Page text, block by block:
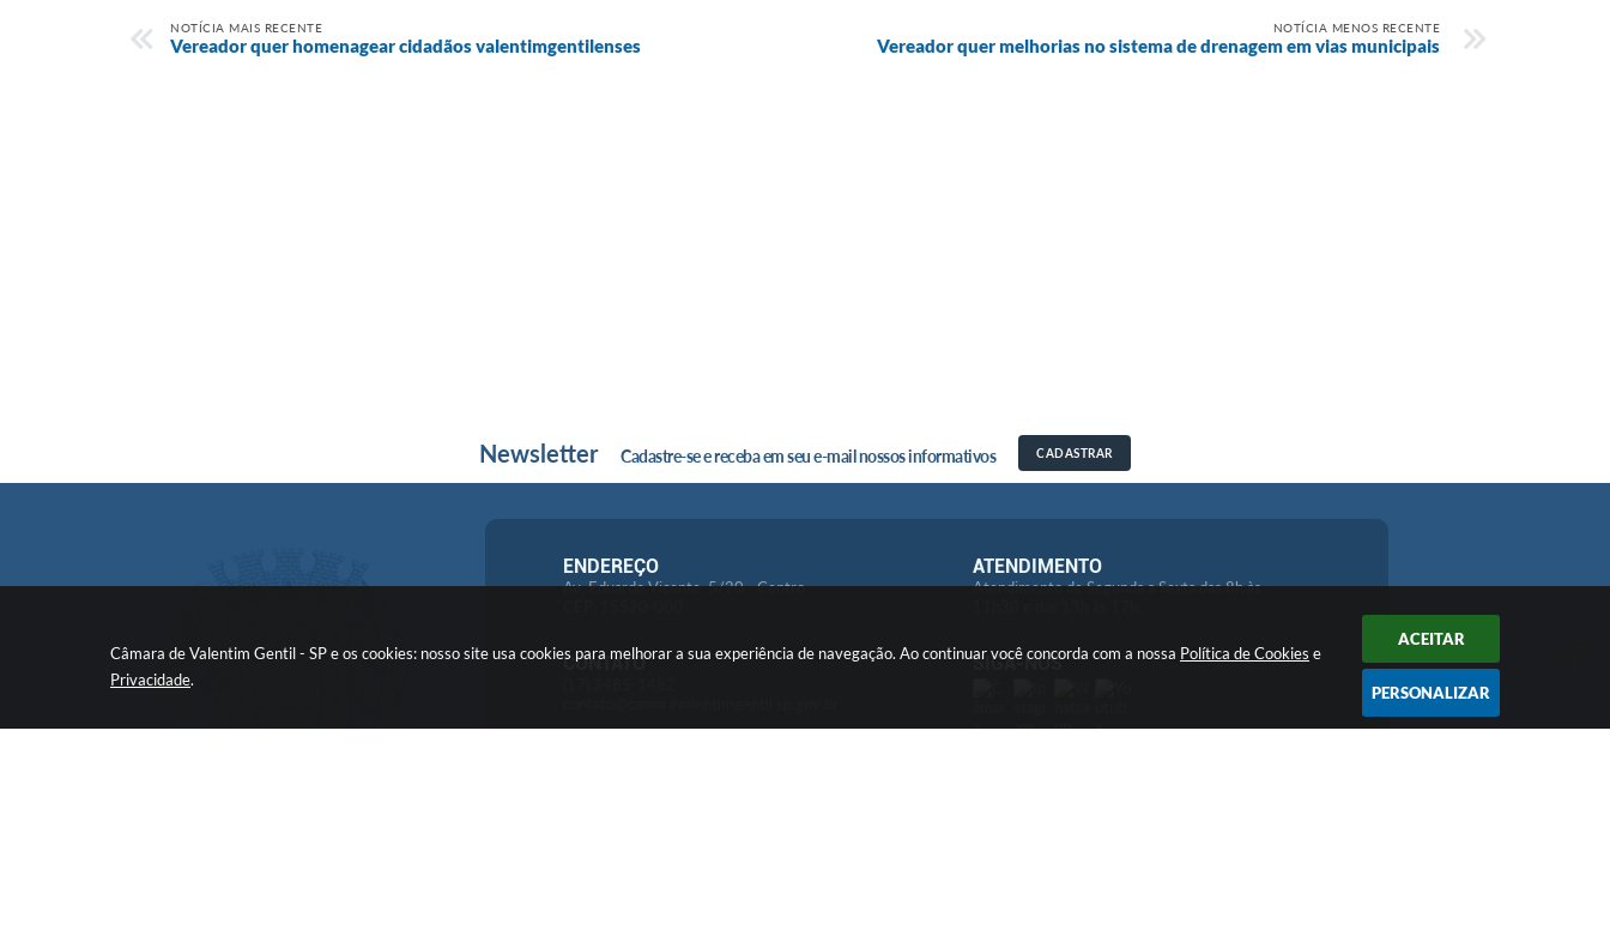
Câmara de Valentim Gentil - SP e os cookies: nosso site usa cookies para melhorar a sua experiência de navegação. Ao continuar você concorda com a nossa Política de Cookies e
Privacidade.
ACEITAR
PERSONALIZAR
NOTÍCIA MAIS RECENTE
Vereador quer homenagear cidadãos valentimgentilenses
NOTÍCIA MENOS RECENTE
Vereador quer melhorias no sistema de drenagem em vias municipais
Newsletter Cadastre-se e receba em seu e-mail nossos informativos CADASTRAR
ENDEREÇO
Av: Eduardo Vicente, 5/20 - Centro
ATENDIMENTO
Atendimento de Segunda a Sexta das 8h às
CONTATO SIGA-NOS